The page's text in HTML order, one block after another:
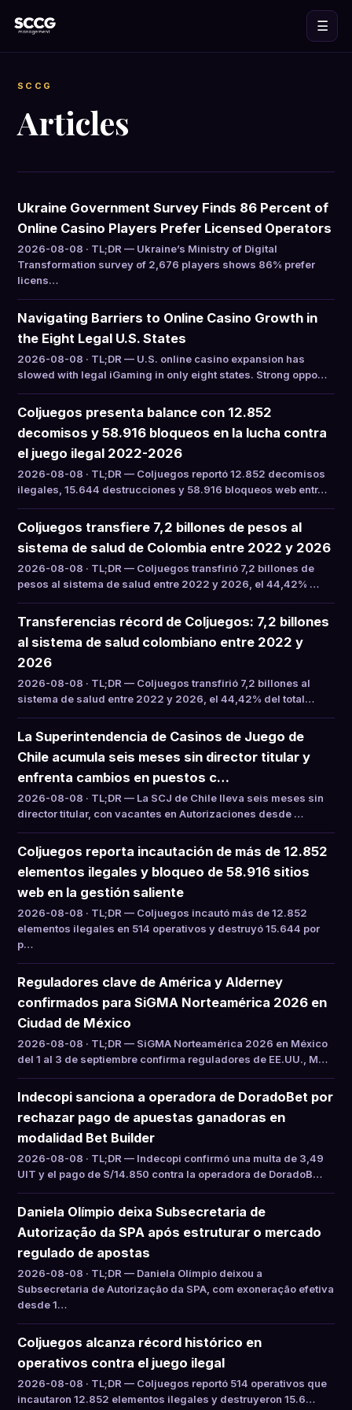
☰
SCCG
Articles
Ukraine Government Survey Finds 86 Percent of
Online Casino Players Prefer Licensed Operators
2026-08-08 · TL;DR — Ukraine’s Ministry of Digital
Transformation survey of 2,676 players shows 86% prefer
licens…
Navigating Barriers to Online Casino Growth in
the Eight Legal U.S. States
2026-08-08 · TL;DR — U.S. online casino expansion has
slowed with legal iGaming in only eight states. Strong oppo…
Coljuegos presenta balance con 12.852
decomisos y 58.916 bloqueos en la lucha contra
el juego ilegal 2022-2026
2026-08-08 · TL;DR — Coljuegos reportó 12.852 decomisos
ilegales, 15.644 destrucciones y 58.916 bloqueos web entr…
Coljuegos transfiere 7,2 billones de pesos al
sistema de salud de Colombia entre 2022 y 2026
2026-08-08 · TL;DR — Coljuegos transfirió 7,2 billones de
pesos al sistema de salud entre 2022 y 2026, el 44,42% …
Transferencias récord de Coljuegos: 7,2 billones
al sistema de salud colombiano entre 2022 y
2026
2026-08-08 · TL;DR — Coljuegos transfirió 7,2 billones al
sistema de salud entre 2022 y 2026, el 44,42% del total…
La Superintendencia de Casinos de Juego de
Chile acumula seis meses sin director titular y
enfrenta cambios en puestos c…
2026-08-08 · TL;DR — La SCJ de Chile lleva seis meses sin
director titular, con vacantes en Autorizaciones desde …
Coljuegos reporta incautación de más de 12.852
elementos ilegales y bloqueo de 58.916 sitios
web en la gestión saliente
2026-08-08 · TL;DR — Coljuegos incautó más de 12.852
elementos ilegales en 514 operativos y destruyó 15.644 por
p…
Reguladores clave de América y Alderney
confirmados para SiGMA Norteamérica 2026 en
Ciudad de México
2026-08-08 · TL;DR — SiGMA Norteamérica 2026 en México
del 1 al 3 de septiembre confirma reguladores de EE.UU., M…
Indecopi sanciona a operadora de DoradoBet por
rechazar pago de apuestas ganadoras en
modalidad Bet Builder
2026-08-08 · TL;DR — Indecopi confirmó una multa de 3,49
UIT y el pago de S/14.850 contra la operadora de DoradoB…
Daniela Olímpio deixa Subsecretaria de
Autorização da SPA após estruturar o mercado
regulado de apostas
2026-08-08 · TL;DR — Daniela Olímpio deixou a
Subsecretaria de Autorização da SPA, com exoneração efetiva
desde 1…
Coljuegos alcanza récord histórico en
operativos contra el juego ilegal
2026-08-08 · TL;DR — Coljuegos reportó 514 operativos que
incautaron 12.852 elementos ilegales y destruyeron 15.6…